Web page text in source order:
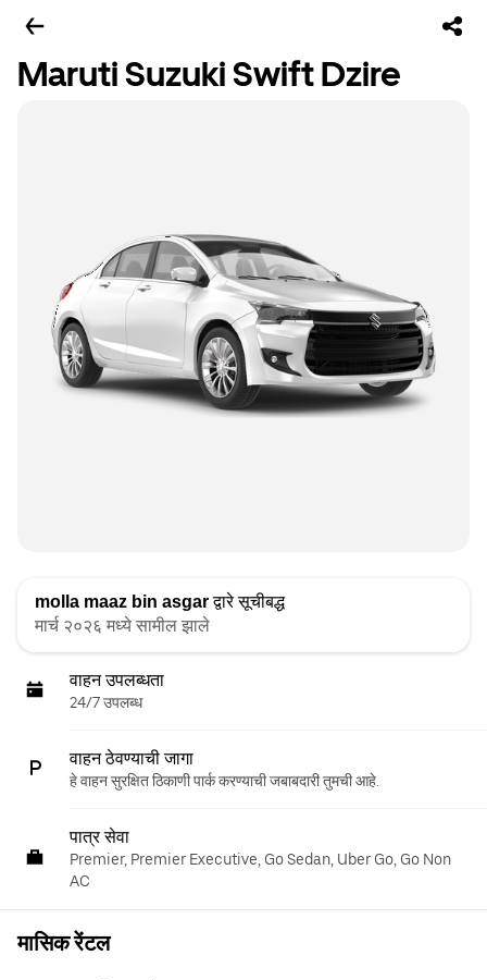
Maruti Suzuki Swift Dzire
molla maaz bin asgarद्वारे सूचीबद्ध
मार्च २०२६ मध्ये सामील झाले
वाहन उपलब्धता
24/7 उपलब्ध
वाहन ठेवण्याची जागा
हे वाहन सुरक्षित ठिकाणी पार्क करण्याची जबाबदारी तुमची आहे.
पात्र सेवा
Premier, Premier Executive, Go Sedan, Uber Go, Go Non
AC
मासिक रेंटल